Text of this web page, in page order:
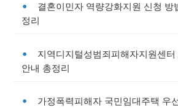
결혼이민자 역량강화지원 신청 방
정리
지역디지털성범죄피해자지원센
안내 총정리
가정폭력피해자 국민임대주택 우